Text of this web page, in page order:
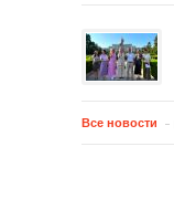
Все новости